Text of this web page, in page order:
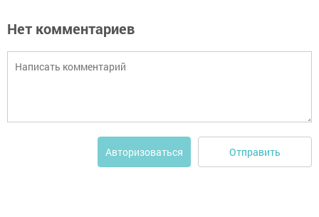
Нет комментариев
Авторизоваться Отправить